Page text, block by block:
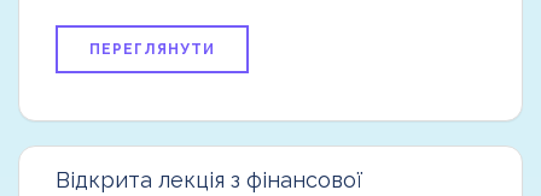
ПЕРЕГЛЯНУТИ
Відкрита лекція з фінансової